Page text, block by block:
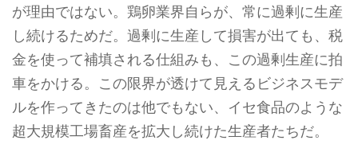
が理由ではない。鶏卵業界自らが、常に過剰に生産
し続けるためだ。過剰に生産して損害が出ても、税
金を使って補填される仕組みも、この過剰生産に拍
車をかける。この限界が透けて見えるビジネスモデ
ルを作ってきたのは他でもない、イセ食品のような
超大規模工場畜産を拡大し続けた生産者たちだ。